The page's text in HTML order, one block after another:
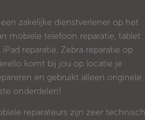
zakelijke dienstverlener op het
mobiele telefoon reparatie, tablet
iPad reparatie, Zebra reparatie op
komt bij jou op locatie je
en gebruikt alleen originele
onderdelen!
reparateurs zijn zeer technisch